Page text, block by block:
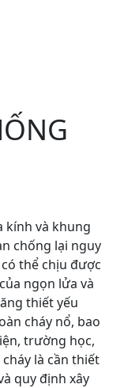
kính và khung
chống lại nguy
thể chịu được
ngọn lửa và
thiết yếu
cháy nổ, bao
trường học,
là cần thiết
quy định xây